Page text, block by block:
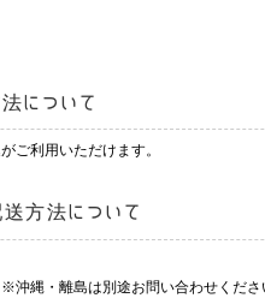
について
ご利用いただけます。
方法について
沖縄・離島は別途お問い合わせくださ